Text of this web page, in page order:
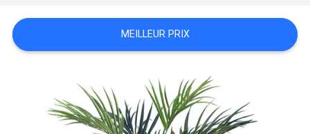
CONTRÔLE
QUALITÉ
CONTACTEZ-
NOUS
MEILLEUR PRIX